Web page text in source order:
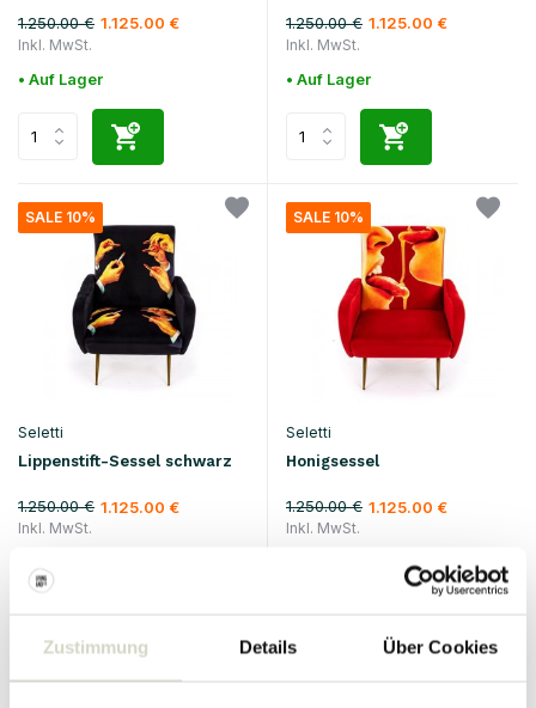
Zustimmung Details Über Cookies
1.250.00 € 1.125.00 €
Inkl. MwSt.
• Auf Lager
1.250.00 € 1.125.00 €
Inkl. MwSt.
• Auf Lager
SALE 10%
Seletti
Lippenstift-Sessel schwarz
1.250.00 € 1.125.00 €
Inkl. MwSt.
SALE 10%
Seletti
Honigsessel
1.250.00 € 1.125.00 €
Inkl. MwSt.